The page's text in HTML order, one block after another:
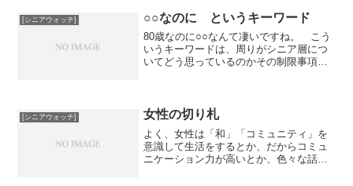
割9分は、そういう分類でい...
[シニアウォッチ] ○○なのに というキーワード
80歳なのに○○なんて凄いですね。 こう
いうキーワードは、周りがシニア層につ
いてどう思っているのかその制限事項を
読んでいてすごいね...
[シニアウォッチ] 女性の切り札
よく、女性は「和」「コミュニティ」を
意識して生活をするとか、だからコミュ
ニケーション力が高いとか、色々な話を